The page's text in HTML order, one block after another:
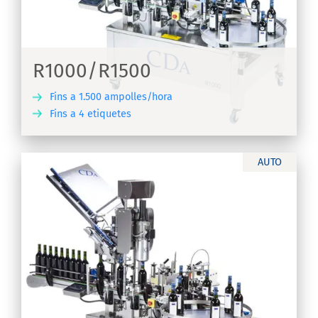
R1000/R1500
Fins a 1.500 ampolles/hora
Fins a 4 etiquetes
AUTO